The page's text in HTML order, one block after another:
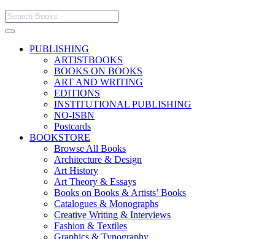
PUBLISHING
ARTISTBOOKS
BOOKS ON BOOKS
ART AND WRITING
EDITIONS
INSTITUTIONAL PUBLISHING
NO-ISBN
Postcards
BOOKSTORE
Browse All Books
Architecture & Design
Art History
Art Theory & Essays
Books on Books & Artists’ Books
Catalogues & Monographs
Creative Writing & Interviews
Fashion & Textiles
Graphics & Typography